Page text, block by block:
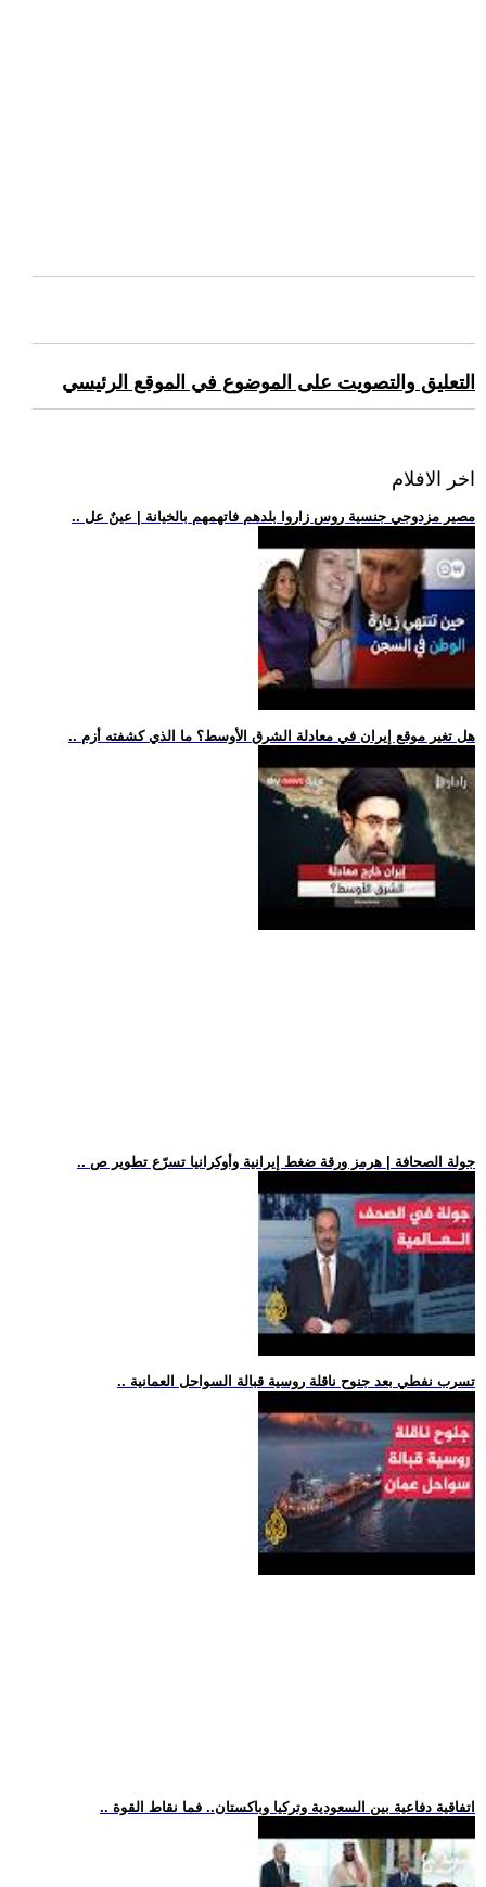
التعليق والتصويت على الموضوع في الموقع الرئيسي
اخر الافلام
.. مصير مزدوجي جنسية روس زاروا بلدهم فاتهمهم بالخيانة | عينٌ عل
.. هل تغير موقع إيران في معادلة الشرق الأوسط؟ ما الذي كشفته أزم
.. جولة الصحافة | هرمز ورقة ضغط إيرانية وأوكرانيا تسرّع تطوير ص
.. تسرب نفطي بعد جنوح ناقلة روسية قبالة السواحل العمانية
.. اتفاقية دفاعية بين السعودية وتركيا وباكستان.. فما نقاط القوة